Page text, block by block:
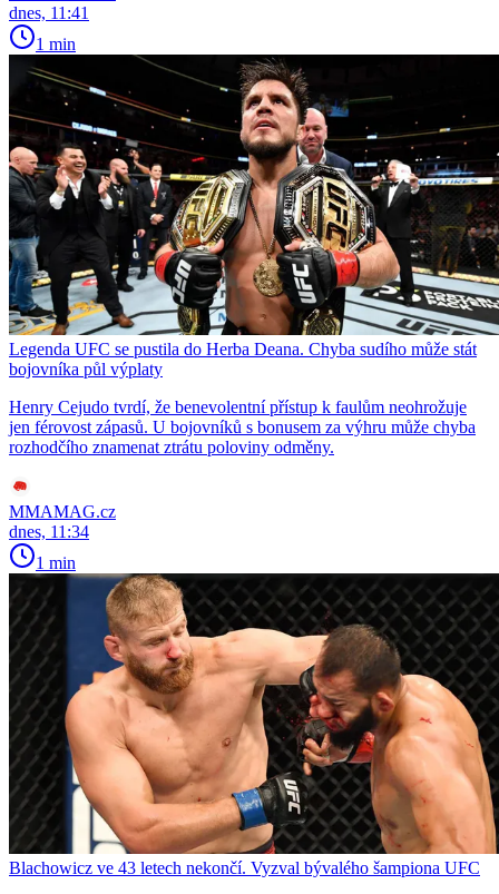
dnes, 11:41
1 min
Legenda UFC se pustila do Herba Deana. Chyba sudího může stát
bojovníka půl výplaty
Henry Cejudo tvrdí, že benevolentní přístup k faulům neohrožuje
jen férovost zápasů. U bojovníků s bonusem za výhru může chyba
rozhodčího znamenat ztrátu poloviny odměny.
MMAMAG.cz
dnes, 11:34
1 min
Blachowicz ve 43 letech nekončí. Vyzval bývalého šampiona UFC